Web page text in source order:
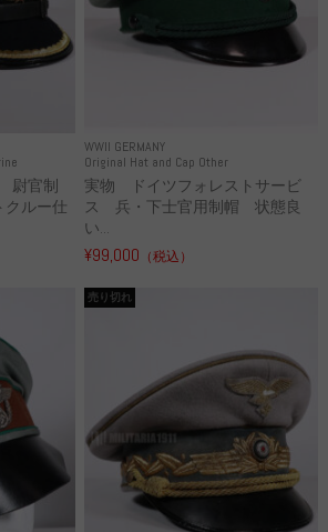
官制
ルー仕
WWII GERMANY
Original Hat and Cap Other
実物 ドイツフォレストサービ
ス 兵・下士官用制帽 状態良
い...
¥99,000 （税込）
売り切れ